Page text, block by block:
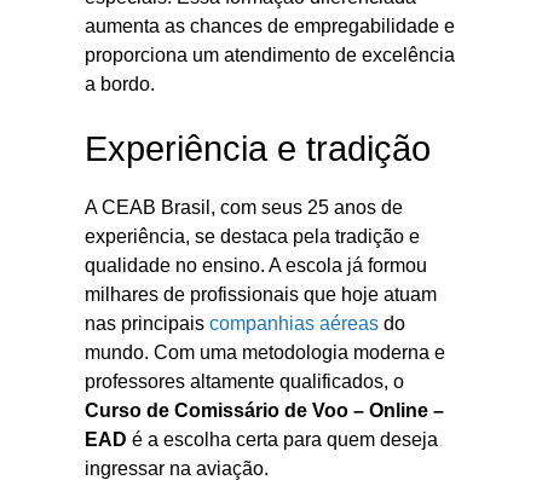
aumenta as chances de empregabilidade e
proporciona um atendimento de excelência
a bordo.
Experiência e tradição
A CEAB Brasil, com seus 25 anos de
experiência, se destaca pela tradição e
qualidade no ensino. A escola já formou
milhares de profissionais que hoje atuam
nas principais companhias aéreas do
mundo. Com uma metodologia moderna e
professores altamente qualificados, o
Curso de Comissário de Voo – Online –
EAD é a escolha certa para quem deseja
ingressar na aviação.